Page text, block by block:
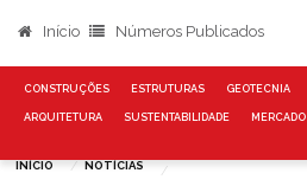
Início Números Publicados
CONSTRUÇÕES ESTRUTURAS GEOTECNIA
ARQUITETURA SUSTENTABILIDADE MERCADO
INÍCIO NOTÍCIAS